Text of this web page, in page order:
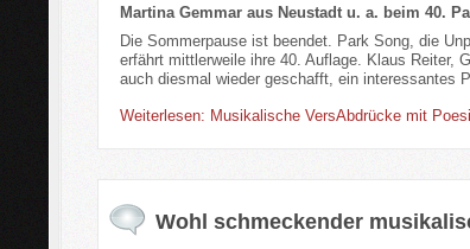
Martina Gemmar aus Neustadt u. a. beim 40.
Die Sommerpause ist beendet. Park Song, die
erfährt mittlerweile ihre 40. Auflage. Klaus Reiter,
auch diesmal wieder geschafft, ein interessantes
Weiterlesen: Musikalische VersAbdrücke mit
Wohl schmeckender